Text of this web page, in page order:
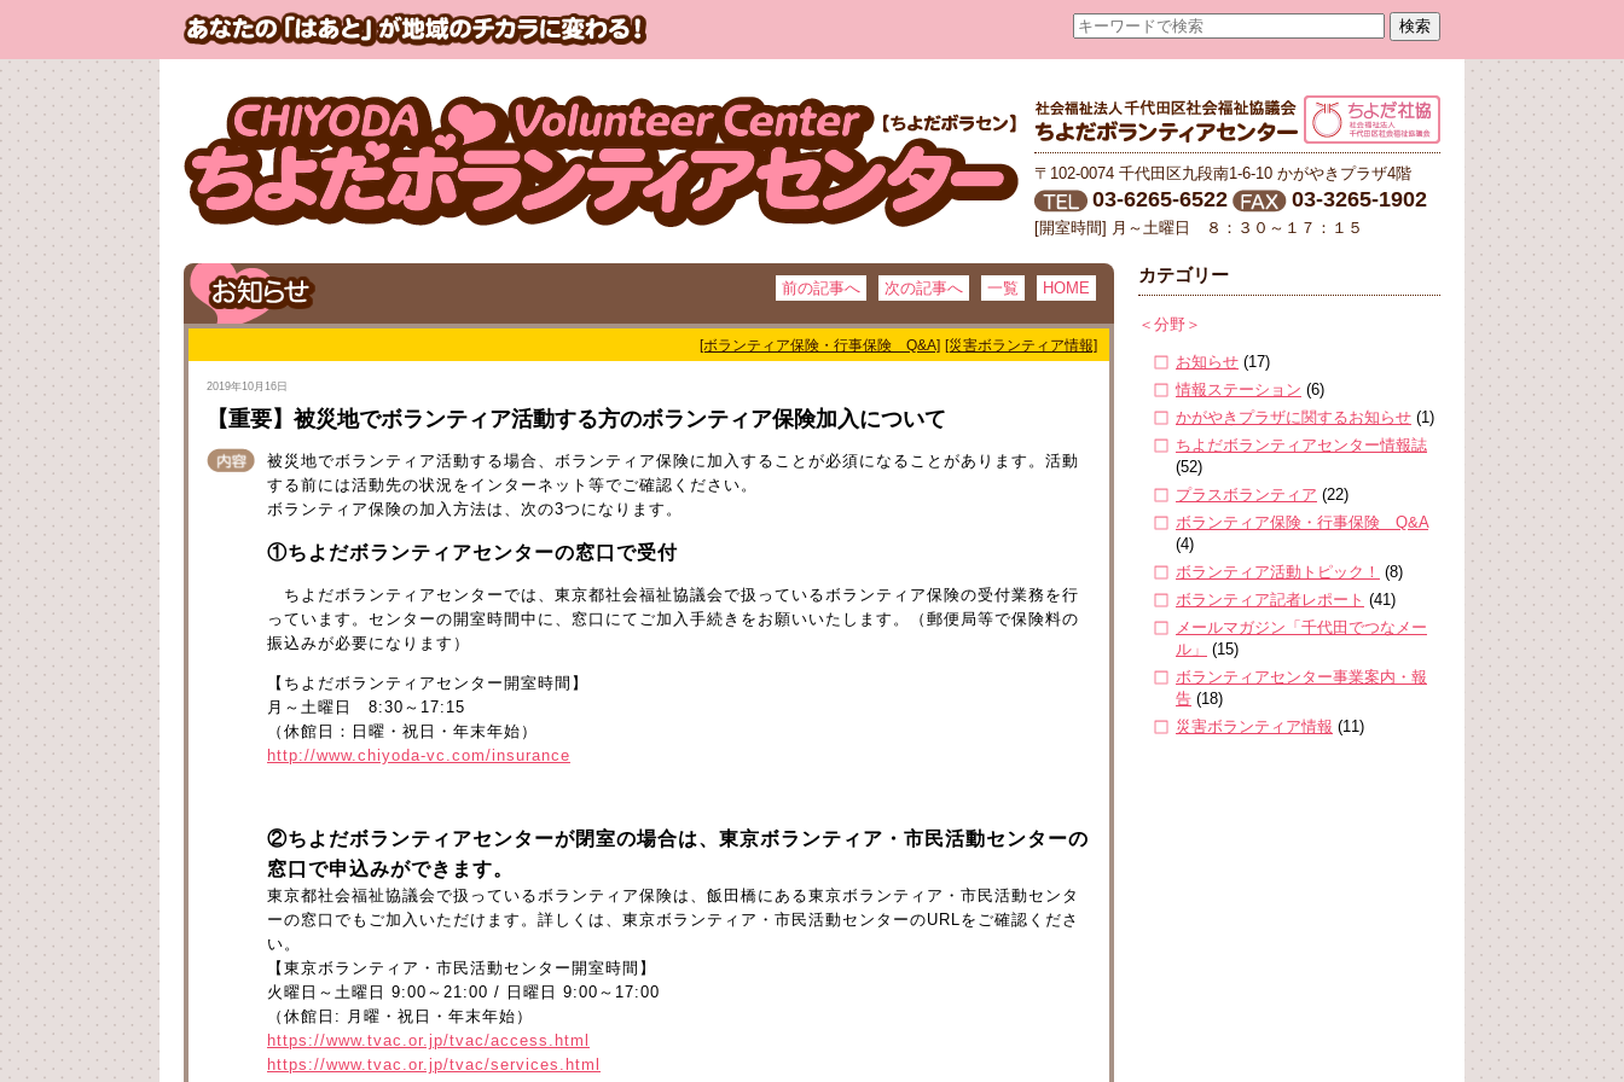
〒102-0074 千代田区九段南1-6-10 かがやきプラザ4階
03-6265-6522 03-3265-1902
[開室時間] 月～土曜日 ８：３０～１７：１５
前の記事へ 次の記事へ 一覧 HOME
[ボランティア保険・行事保険 Q&A] [災害ボランティア情報]
2019年10月16日
【重要】被災地でボランティア活動する方のボランティア保険加入について
被災地でボランティア活動する場合、ボランティア保険に加入することが必須になることがあります。活動
する前には活動先の状況をインターネット等でご確認ください。
ボランティア保険の加入方法は、次の3つになります。
①ちよだボランティアセンターの窓口で受付
ちよだボランティアセンターでは、東京都社会福祉協議会で扱っているボランティア保険の受付業務を行
っています。センターの開室時間中に、窓口にてご加入手続きをお願いいたします。（郵便局等で保険料の
振込みが必要になります）
【ちよだボランティアセンター開室時間】
月～土曜日 8:30～17:15
（休館日：日曜・祝日・年末年始）
http://www.chiyoda-vc.com/insurance
②ちよだボランティアセンターが閉室の場合は、東京ボランティア・市民活動センターの
窓口で申込みができます。
東京都社会福祉協議会で扱っているボランティア保険は、飯田橋にある東京ボランティア・市民活動センタ
ーの窓口でもご加入いただけます。詳しくは、東京ボランティア・市民活動センターのURLをご確認くださ
い。
【東京ボランティア・市民活動センター開室時間】
火曜日～土曜日 9:00～21:00 / 日曜日 9:00～17:00
（休館日: 月曜・祝日・年末年始）
https://www.tvac.or.jp/tvac/access.html
https://www.tvac.or.jp/tvac/services.html
カテゴリー
＜分野＞
お知らせ (17)
情報ステーション (6)
かがやきプラザに関するお知らせ (1)
ちよだボランティアセンター情報誌
(52)
プラスボランティア (22)
ボランティア保険・行事保険 Q&A
(4)
ボランティア活動トピック！ (8)
ボランティア記者レポート (41)
メールマガジン「千代田でつなメー
ル」
(15)
ボランティアセンター事業案内・報
告 (18)
災害ボランティア情報 (11)